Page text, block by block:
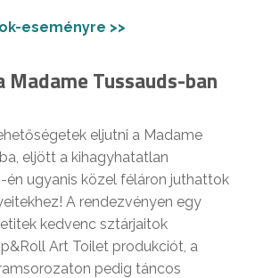
eseményre >>
Madame Tussauds-ban
eljutni a Madame
eljött a kihagyhatatlan
én ugyanis közel féláron juthattok
A rendezvényen egy
kedvenc sztárjaitok
Art Toilet produkciót, a
pedig táncos